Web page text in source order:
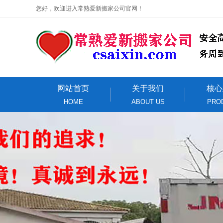
您好，欢迎进入常熟爱新搬家公司官网！
网站首页
HOME
关于我们
ABOUT US
核